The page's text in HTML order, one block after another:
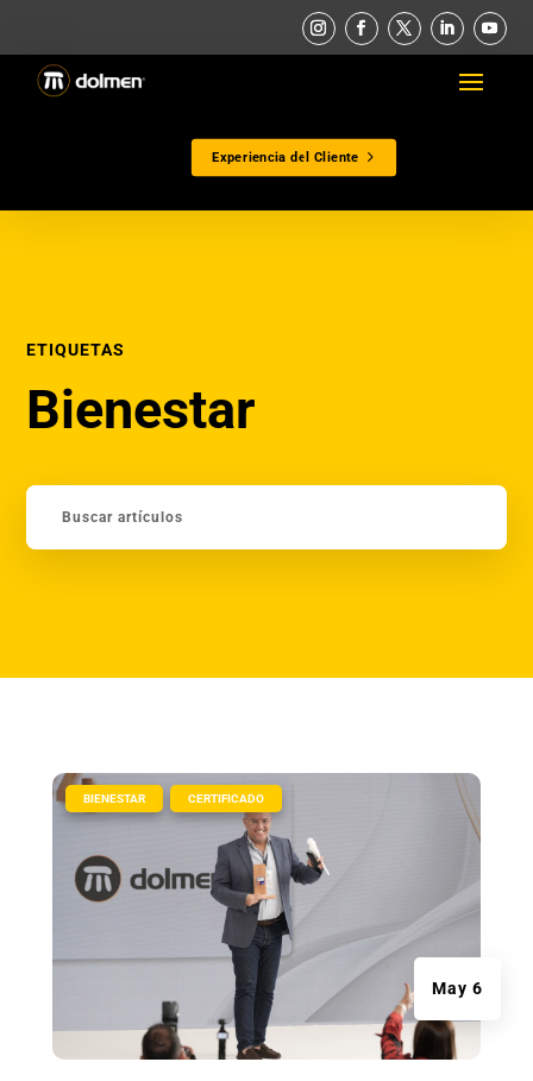
Experiencia del Cliente
ETIQUETAS
Bienestar
May 6
BIENESTAR CERTIFICADO